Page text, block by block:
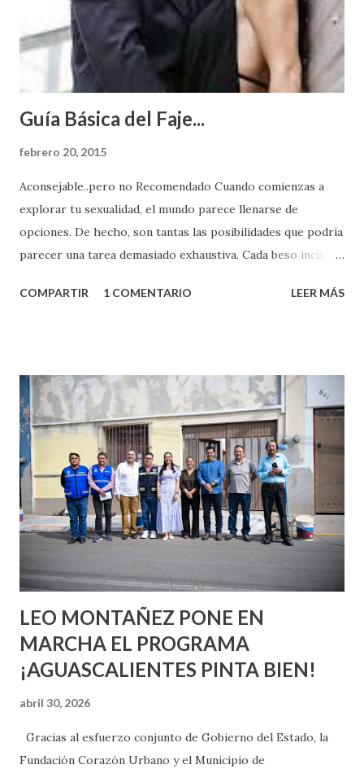
Guía Básica del Faje...
febrero 20, 2015
Aconsejable..pero no Recomendado Cuando comienzas a
explorar tu sexualidad, el mundo parece llenarse de
opciones. De hecho, son tantas las posibilidades que podría
parecer una tarea demasiado exhaustiva. Cada beso incita
partes de ti que jamás hubieras imaginado. El problema es
conoces ni la mitad de lo que deberías saber. Pero incluso
quienes ya han tenido relaciones sexuales no son expertos
o expertas en el tema. Siempre hay algo nuevo que
aprender y nuevas experiencias que conocer. Si eres una
chica y aún no has tenido relaciones sexuales, tal vez
pienses que el sexo será increíble y no puedas esperar para
experimentarlo, pero como cualquier persona con
experiencia te dirá, siempre es mejor cuando ambas partes
son suficientemen...
COMPARTIR 1 COMENTARIO LEER MÁS
LEO MONTAÑEZ PONE EN
MARCHA EL PROGRAMA
¡AGUASCALIENTES PINTA BIEN!
abril 30, 2026
Gracias al esfuerzo conjunto de Gobierno del Estado, la
Fundación Corazón Urbano y el Municipio de